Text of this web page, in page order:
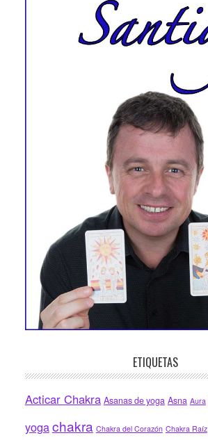
ETIQUETAS
Acticar Chakra Asanas de yoga Asna Aura
yogachakra Chakra del Corazón Chakra Raíz